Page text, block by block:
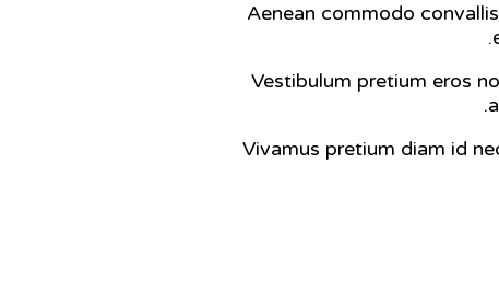
Aenean commodo
Vestibulum pretium eros
Vivamus pretium diam id